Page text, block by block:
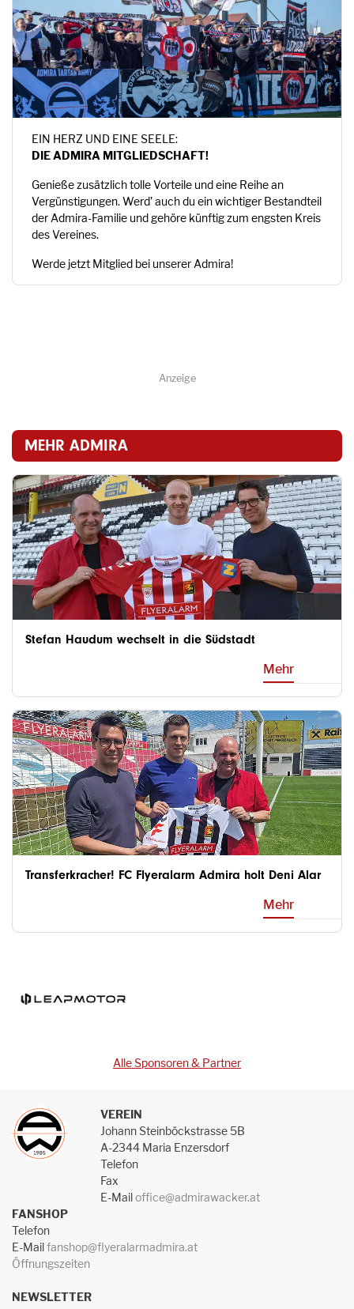
MEHR ADMIRA
Stefan Haudum wechselt in die Südstadt
Mehr
Transferkracher! FC Flyeralarm Admira holt Deni Alar
Mehr
EIN HERZ UND EINE SEELE:
DIE ADMIRA MITGLIEDSCHAFT!
Genieße zusätzlich tolle Vorteile und eine Reihe an
Vergünstigungen. Werd’ auch du ein wichtiger Bestandteil
der Admira-Familie und gehöre künftig zum engsten Kreis
des Vereines.
Werde jetzt Mitglied bei unserer Admira!
Anzeige
Alle Sponsoren & Partner
VEREIN
Johann Steinböckstrasse 5B
A-2344 Maria Enzersdorf
Telefon
Fax
E-Mailoffice@admirawacker.at
FANSHOP
Telefon
E-Mailfanshop@flyeralarmadmira.at
Öffnungszeiten
NEWSLETTER